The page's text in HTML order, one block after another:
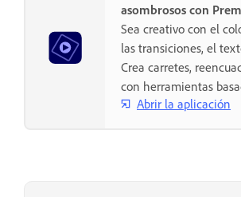
asombrosos con
Sea creativo con el
las transiciones, el
Crea carretes,
con herramientas
Abrir la aplicación